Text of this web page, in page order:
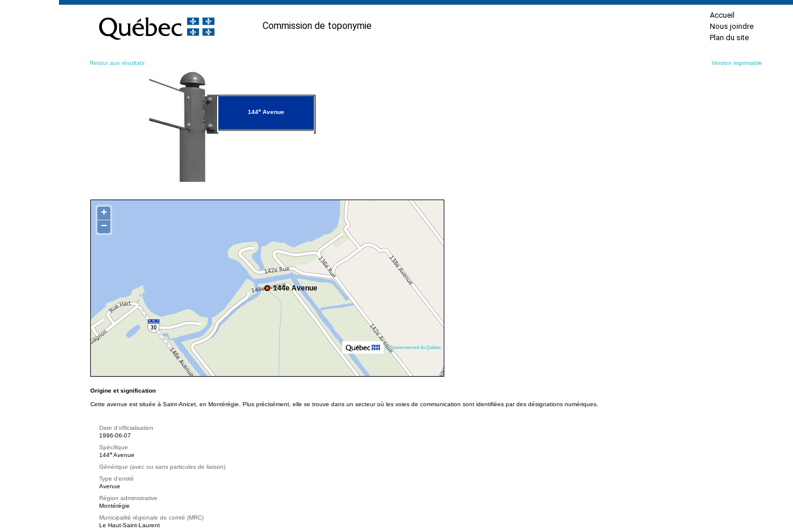
contenu
Commission de toponymie
Accueil
Nous joindre
Plan du site
Retour aux résultats Version imprimable
144eAvenue
144e Avenue
+
−
© Gouvernement du Québec
Origine et signification
Cette avenue est située à Saint-Anicet, en Montérégie. Plus précisément, elle se trouve dans un secteur où les voies de communication sont identifiées par des désignations numériques.
Date d'officialisation
1996-06-07
Spécifique
144e Avenue
Générique (avec ou sans particules de liaison)
Type d'entité
Avenue
Région administrative
Montérégie
Municipalité régionale de comté (MRC)
Le Haut-Saint-Laurent